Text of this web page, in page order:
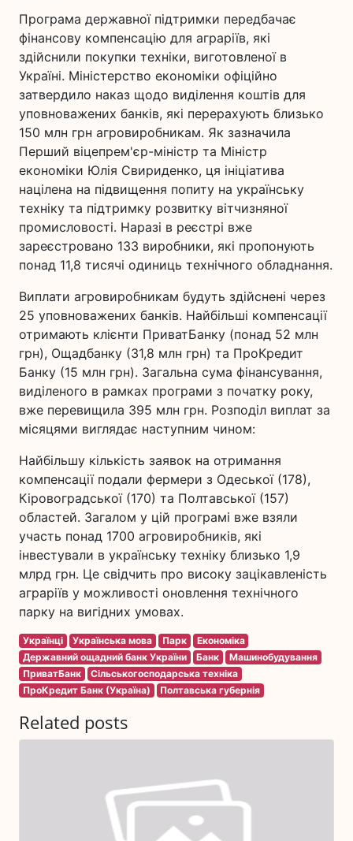
Програма державної підтримки передбачає
фінансову компенсацію для аграріїв, які
здійснили покупки техніки, виготовленої в
Україні. Міністерство економіки офіційно
затвердило наказ щодо виділення коштів для
уповноважених банків, які перерахують близько
150 млн грн агровиробникам. Як зазначила
Перший віцепрем'єр-міністр та Міністр
економіки Юлія Свириденко, ця ініціатива
націлена на підвищення попиту на українську
техніку та підтримку розвитку вітчизняної
промисловості. Наразі в реєстрі вже
зареєстровано 133 виробники, які пропонують
понад 11,8 тисячі одиниць технічного обладнання.
Виплати агровиробникам будуть здійснені через
25 уповноважених банків. Найбільші компенсації
отримають клієнти ПриватБанку (понад 52 млн
грн), Ощадбанку (31,8 млн грн) та ПроКредит
Банку (15 млн грн). Загальна сума фінансування,
виділеного в рамках програми з початку року,
вже перевищила 395 млн грн. Розподіл виплат за
місяцями виглядає наступним чином:
Найбільшу кількість заявок на отримання
компенсації подали фермери з Одеської (178),
Кіровоградської (170) та Полтавської (157)
областей. Загалом у цій програмі вже взяли
участь понад 1700 агровиробників, які
інвестували в українську техніку близько 1,9
млрд грн. Це свідчить про високу зацікавленість
аграріїв у можливості оновлення технічного
парку на вигідних умовах.
Українці Українська мова Парк
Економіка
Державний ощадний банк України
Банк
Машинобудування
ПриватБанк
Сільськогосподарська техніка
ПроКредит Банк (Україна)
Полтавська губернія
Related posts